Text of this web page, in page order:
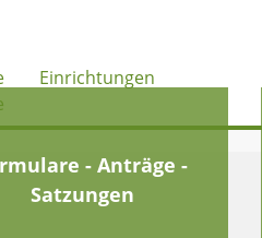
Einrichtungen
- Anträge -
Satzungen